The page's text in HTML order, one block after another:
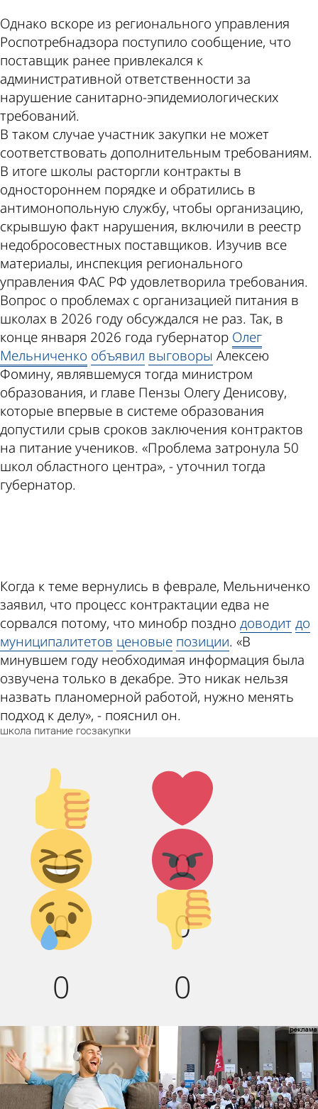
Однако вскоре из регионального управления
Роспотребнадзора поступило сообщение, что
поставщик ранее привлекался к
административной ответственности за
нарушение санитарно-эпидемиологических
требований.
В таком случае участник закупки не может
соответствовать дополнительным требованиям.
В итоге школы расторгли контракты в
одностороннем порядке и обратились в
антимонопольную службу, чтобы организацию,
скрывшую факт нарушения, включили в реестр
недобросовестных поставщиков. Изучив все
материалы, инспекция регионального
управления ФАС РФ удовлетворила требования.
Вопрос о проблемах с организацией питания в
школах в 2026 году обсуждался не раз. Так, в
конце января 2026 года губернатор Олег
Мельниченко объявил выговоры Алексею
Фомину, являвшемуся тогда министром
образования, и главе Пензы Олегу Денисову,
которые впервые в системе образования
допустили срыв сроков заключения контрактов
на питание учеников. «Проблема затронула 50
школ областного центра», - уточнил тогда
губернатор.
Когда к теме вернулись в феврале, Мельниченко
заявил, что процесс контрактации едва не
сорвался потому, что минобр поздно доводитдо
муниципалитетов ценовые позиции. «В
минувшем году необходимая информация была
озвучена только в декабре. Это никак нельзя
назвать планомерной работой, нужно менять
подход к делу», - пояснил он.
школа питание госзакупки
Палец
вверх!
0
Лайк!
0
Дикий
смех!
0
Агрессия!
0
Грусть :(
0
Палец
вниз!
0